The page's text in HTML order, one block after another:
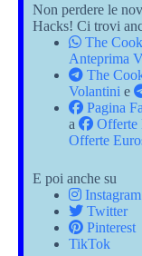
Non perdere le
Hacks! Ci trovi
The
Anteprima
The
Volantini e
Pagina
a
Offerte
Offerte
E poi anche su
Instagram
Twitter
Pinterest
TikTok